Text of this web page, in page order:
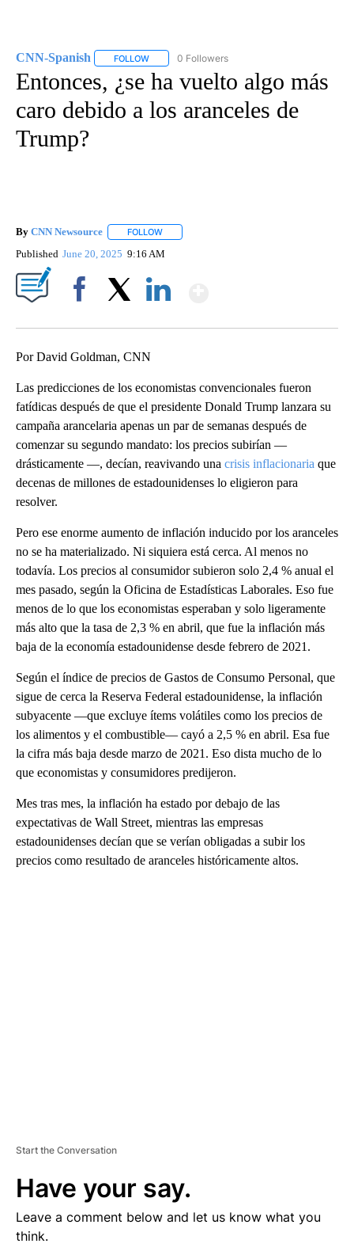
CNN-Spanish FOLLOW FOLLOW "CNN-SPANISH" TO RECEIVE
0 Followers
Entonces, ¿se ha vuelto algo más
caro debido a los aranceles de
Trump?
By CNN Newsource FOLLOW
Published June 20, 2025 9:16 AM
Por David Goldman, CNN
Las predicciones de los economistas convencionales fueron
fatídicas después de que el presidente Donald Trump lanzara su
campaña arancelaria apenas un par de semanas después de
comenzar su segundo mandato: los precios subirían —
drásticamente —, decían, reavivando una crisis inflacionaria que
decenas de millones de estadounidenses lo eligieron para
resolver.
Pero ese enorme aumento de inflación inducido por los aranceles
no se ha materializado. Ni siquiera está cerca. Al menos no
todavía. Los precios al consumidor subieron solo 2,4 % anual el
mes pasado, según la Oficina de Estadísticas Laborales. Eso fue
menos de lo que los economistas esperaban y solo ligeramente
más alto que la tasa de 2,3 % en abril, que fue la inflación más
baja de la economía estadounidense desde febrero de 2021.
Según el índice de precios de Gastos de Consumo Personal, que
sigue de cerca la Reserva Federal estadounidense, la inflación
subyacente —que excluye ítems volátiles como los precios de
los alimentos y el combustible— cayó a 2,5 % en abril. Esa fue
la cifra más baja desde marzo de 2021. Eso dista mucho de lo
que economistas y consumidores predijeron.
Mes tras mes, la inflación ha estado por debajo de las
expectativas de Wall Street, mientras las empresas
estadounidenses decían que se verían obligadas a subir los
precios como resultado de aranceles históricamente altos.
Start the Conversation
Have your say.
Leave a comment below and let us know what you
think.